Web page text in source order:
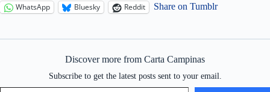
WhatsApp
Bluesky Reddit Share on Tumblr
Discover more from Carta Campinas
Subscribe to get the latest posts sent to your email.
Type your email…